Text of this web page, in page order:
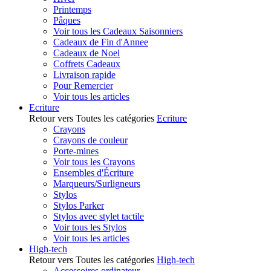
Printemps
Pâques
Voir tous les Cadeaux Saisonniers
Cadeaux de Fin d'Annee
Cadeaux de Noel
Coffrets Cadeaux
Livraison rapide
Pour Remercier
Voir tous les articles
Ecriture
Retour vers Toutes les catégories Ecriture
Crayons
Crayons de couleur
Porte-mines
Voir tous les Crayons
Ensembles d'Écriture
Marqueurs/Surligneurs
Stylos
Stylos Parker
Stylos avec stylet tactile
Voir tous les Stylos
Voir tous les articles
High-tech
Retour vers Toutes les catégories High-tech